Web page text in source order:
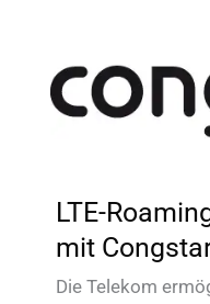
LTE-
mit
Die Telekom